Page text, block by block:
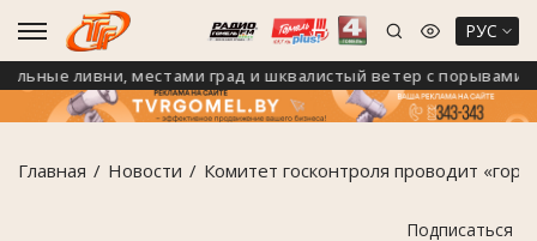
РУС
ливни, местами град и шквалистый ветер с порывами до
Главная Новости Комитет госконтроля проводит
Подписаться